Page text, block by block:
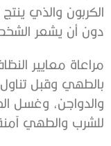
الكربون والذي
دون أن يشعر
مراعاة معايير
بالطهي وقبل
والدواجن، وغسل
للشرب والطهي آمنة